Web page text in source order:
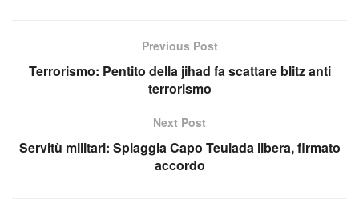
Previous Post
Terrorismo: Pentito della jihad fa scattare blitz anti
terrorismo
Next Post
Servitù militari: Spiaggia Capo Teulada libera, firmato
accordo